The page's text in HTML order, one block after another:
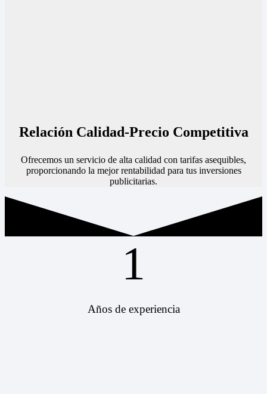
Relación Calidad-Precio Competitiva
Ofrecemos un servicio de alta calidad con tarifas asequibles,
proporcionando la mejor rentabilidad para tus inversiones
publicitarias.
1
Años de experiencia